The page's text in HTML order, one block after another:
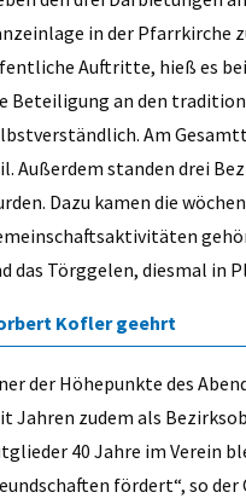
in der Pfarrkirche
Auftritte, hieß es
Beteiligung an den
Am
Außerdem standen drei
Dazu kamen die
das Törggelen, diesmal in
Kofler geehrt
der Höhepunkte des
Jahren zudem als
40 Jahre im Verein
fördert“, so